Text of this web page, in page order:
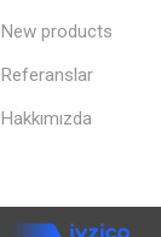
New products
Referanslar
Hakkımızda